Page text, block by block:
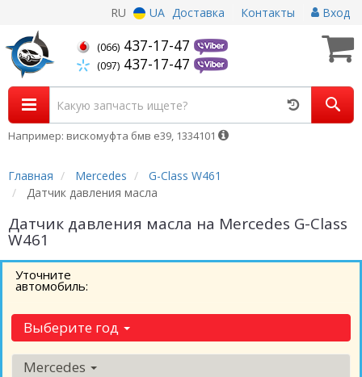
RU UA Доставка Контакты Вход
(066) 437-17-47
(097) 437-17-47
Например: вискомуфта бмв е39, 1334101
Главная Mercedes
G-Class W461
Датчик давления масла
Датчик давления масла на Mercedes G-Class
W461
Уточните
автомобиль:
Выберите год
Mercedes